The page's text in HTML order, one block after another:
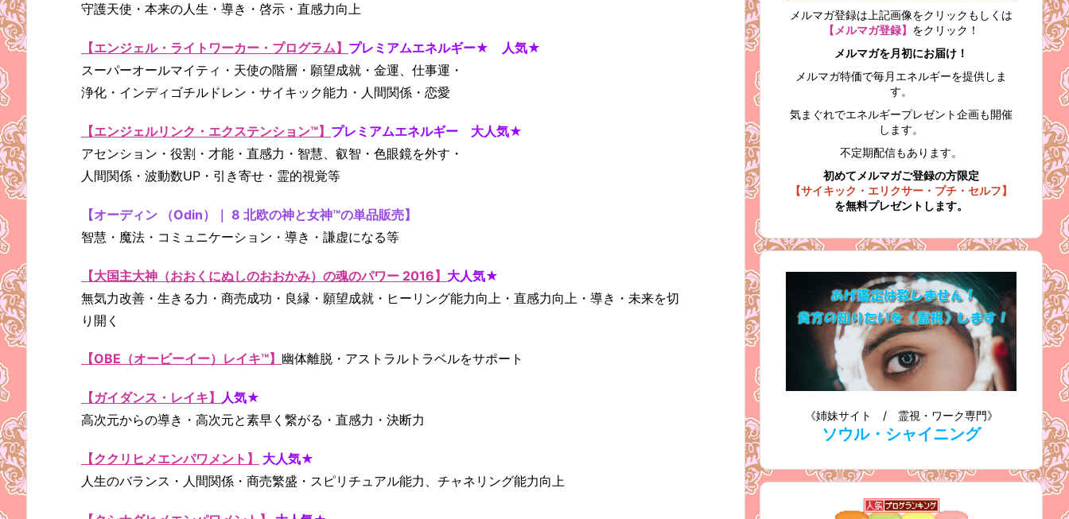
守護天使・本来の人生・導き・啓示・直感力向上
【エンジェル・ライトワーカー・プログラム】 プレミアムエネルギー★ 人気★
スーパーオールマイティ・天使の階層・願望成就・金運、仕事運・
浄化・インディゴチルドレン・サイキック能力・人間関係・恋愛
【エンジェルリンク・エクステンション™】 プレミアムエネルギー 大人気★
アセンション・役割・才能・直感力・智慧、叡智・色眼鏡を外す・
人間関係・波動数UP・引き寄せ・霊的視覚等
【オーディン （Odin）｜ 8 北欧の神と女神™の単品販売】
智慧・魔法・コミュニケーション・導き・謙虚になる等
【大国主大神（おおくにぬしのおおかみ）の魂のパワー 2016】 大人気★
無気力改善・生きる力・商売成功・良縁・願望成就・ヒーリング能力向上・直感力向上・導き・未来を切
り開く
【OBE（オービーイー）レイキ™】 幽体離脱・アストラルトラベルをサポート
【ガイダンス・レイキ】 人気★
高次元からの導き・高次元と素早く繋がる・直感力・決断力
【ククリヒメエンパワメント】
大人気★
人生のバランス・人間関係・商売繁盛・スピリチュアル能力、チャネリング能力向上
メルマガ登録は上記画像をクリックもしくは
【メルマガ登録】 をクリック！
メルマガを月初にお届け！
メルマガ特価で毎月エネルギーを提供しま
す。
気まぐれでエネルギープレゼント企画も開催
します。
不定期配信もあります。
初めてメルマガご登録の方限定
【サイキック・エリクサー・プチ・セルフ】
を無料プレゼントします。
《姉妹サイト / 霊視・ワーク専門》
ソウル・シャイニング